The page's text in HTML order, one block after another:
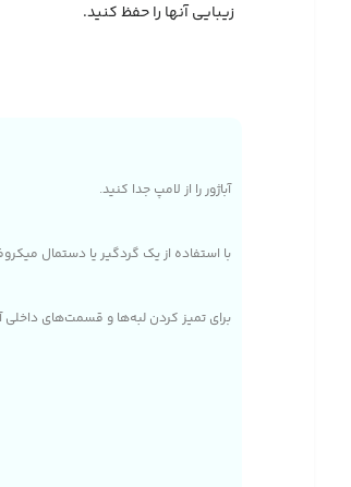
زیبایی آنها را حفظ کنید.
آباژور را از لامپ جدا کنید.
با استفاده از یک گردگیر یا دستمال
برای تمیز کردن لبه‌ها و قسمت‌های داخلی